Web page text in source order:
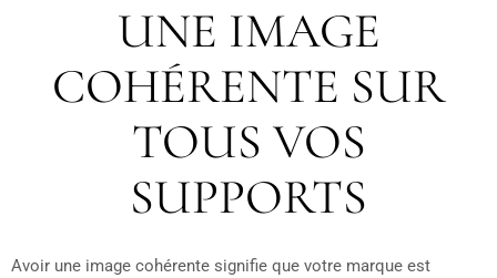
UNE IMAGE
COHÉRENTE SUR
TOUS VOS
SUPPORTS
Avoir une image cohérente signifie que votre marque est